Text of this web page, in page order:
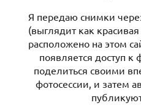
Я передаю снимки
(выглядит как
расположено на этом
появляется доступ к
поделиться своими
фотосессии, и затем